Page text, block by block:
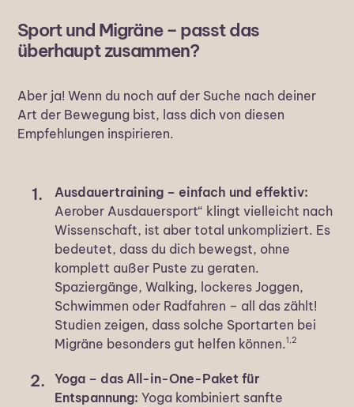
Sport und Migräne – passt das
überhaupt zusammen?
Aber ja! Wenn du noch auf der Suche nach deiner
Art der Bewegung bist, lass dich von diesen
Empfehlungen inspirieren.
Ausdauertraining – einfach und effektiv:
Aerober Ausdauersport“ klingt vielleicht nach
Wissenschaft, ist aber total unkompliziert. Es
bedeutet, dass du dich bewegst, ohne
komplett außer Puste zu geraten.
Spaziergänge, Walking, lockeres Joggen,
Schwimmen oder Radfahren – all das zählt!
Studien zeigen, dass solche Sportarten bei
Migräne besonders gut helfen können.1,2
Yoga – das All-in-One-Paket für
Entspannung: Yoga kombiniert sanfte